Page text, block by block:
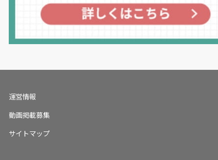
運営情報
動画掲載募集
サイトマップ